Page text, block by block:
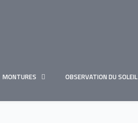
MONTURES OBSERVATION DU SOLEIL